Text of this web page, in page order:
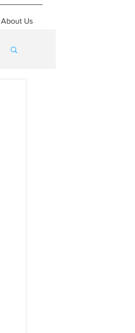
About Us